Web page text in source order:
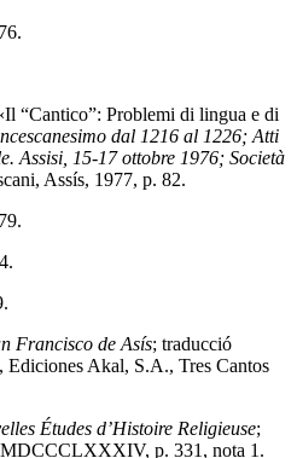
Problemi di lingua e di
dal 1216 al 1226; Atti
Assisi, 15-17 ottobre 1976; Società
Assís, 1977, p. 82.
Francisco de Asís; traducció
Ediciones Akal, S.A., Tres Cantos
Études d’Histoire Religieuse;
p. 331, nota 1.